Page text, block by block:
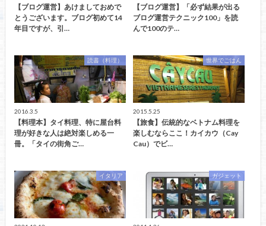
【ブログ運営】あけましておめで
とうございます。ブログ初めて14
年目ですが、引…
【ブログ運営】「必ず結果が出る
ブログ運営テクニック100」を読
んで100のテ…
読書（料理）
2016.3.5
【料理本】タイ料理、特に屋台料
理が好きな人は絶対楽しめる一
冊。「タイの街角ご…
世界でごはん
2015.5.25
【旅食】伝統的なベトナム料理を
楽しむならここ！カイカウ（Cay
Cau）でビ…
イタリア ガジェット